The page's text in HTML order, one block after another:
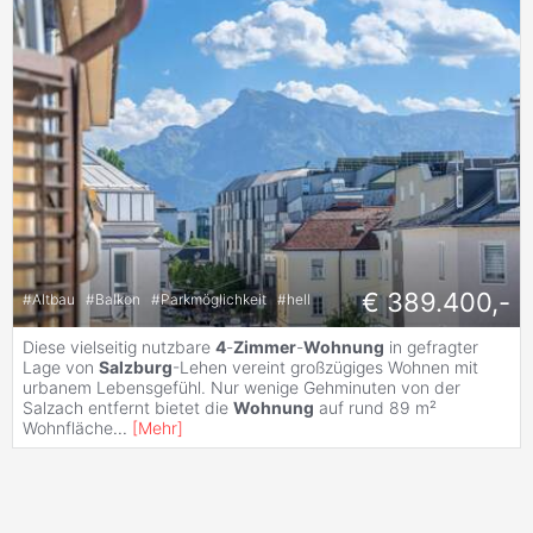
#Altbau #Balkon #Parkmöglichkeit #hell € 389.400,-
Diese vielseitig nutzbare 4-Zimmer-Wohnung in gefragter
Lage von Salzburg-Lehen vereint großzügiges Wohnen mit
urbanem Lebensgefühl. Nur wenige Gehminuten von der
Salzach entfernt bietet die Wohnung auf rund 89 m²
Wohnfläche... [Mehr]